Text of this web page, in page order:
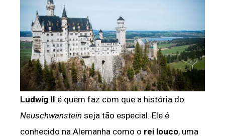
Ludwig II é quem faz com que a história do
Neuschwanstein seja tão especial. Ele é
conhecido na Alemanha como o rei louco, uma